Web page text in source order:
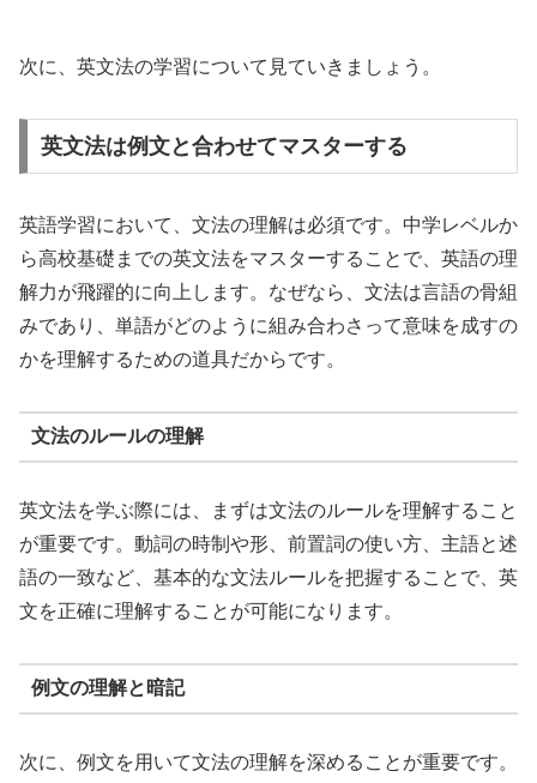
次に、英文法の学習について見ていきましょう。
英文法は例文と合わせてマスターする
英語学習において、文法の理解は必須です。中学レベルか
ら高校基礎までの英文法をマスターすることで、英語の理
解力が飛躍的に向上します。なぜなら、文法は言語の骨組
みであり、単語がどのように組み合わさって意味を成すの
かを理解するための道具だからです。
文法のルールの理解
英文法を学ぶ際には、まずは文法のルールを理解すること
が重要です。動詞の時制や形、前置詞の使い方、主語と述
語の一致など、基本的な文法ルールを把握することで、英
文を正確に理解することが可能になります。
例文の理解と暗記
次に、例文を用いて文法の理解を深めることが重要です。